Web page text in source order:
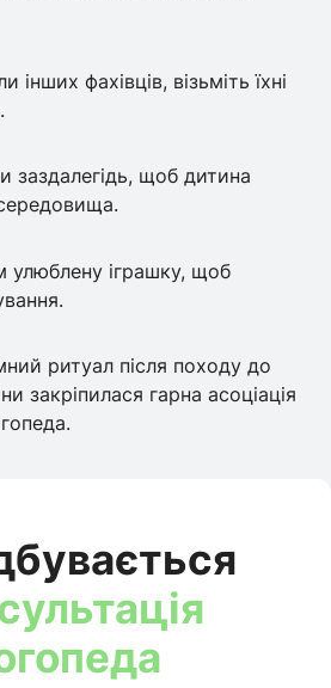
інших фахівців, візьміть їхні
заздалегідь, щоб дитина
улюблену іграшку, щоб
ритуал після походу до
закріпилася гарна асоціація